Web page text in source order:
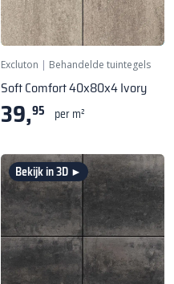
Excluton | Behandelde tuintegels
Soft Comfort 40x80x4 Ivory
39,95 per m²
Bekijk in 3D ►